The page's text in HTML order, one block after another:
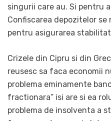
singurii care au. Si pentru
Confiscarea depozitelor se
pentru asigurarea
Crizele din Cipru si din
reusesc sa faca economii
problema eminamente
fractionara” isi are si ea
problema de insolventa a